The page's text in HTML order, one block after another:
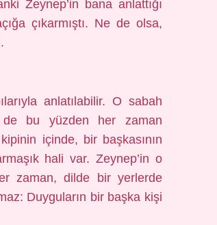
Zeynep’in bana anlattığı
çıkarmıştı. Ne de olsa,
anlatılabilir. O sabah
de bu yüzden her zaman
içinde, bir başkasının
hali var. Zeynep’in o
zaman, dilde bir yerlerde
Duyguların bir başka kişi